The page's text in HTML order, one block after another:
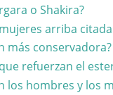
o Shakira?
arriba
más conservadora?
refuerzan el
los hombres y los